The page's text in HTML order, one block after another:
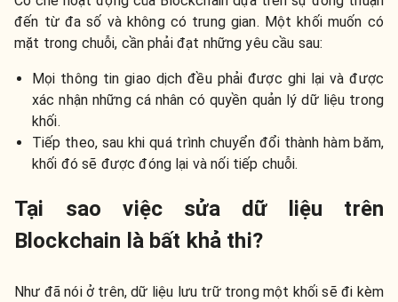
đến từ đa số và không có trung gian. Một khối muốn có
mặt trong chuỗi, cần phải đạt những yêu cầu sau:
Mọi thông tin giao dịch đều phải được ghi lại và được
xác nhận những cá nhân có quyền quản lý dữ liệu trong
khối.
Tiếp theo, sau khi quá trình chuyển đổi thành hàm băm,
khối đó sẽ được đóng lại và nối tiếp chuỗi.
Tại sao việc sửa dữ liệu trên
Blockchain là bất khả thi?
Như đã nói ở trên, dữ liệu lưu trữ trong một khối sẽ đi kèm